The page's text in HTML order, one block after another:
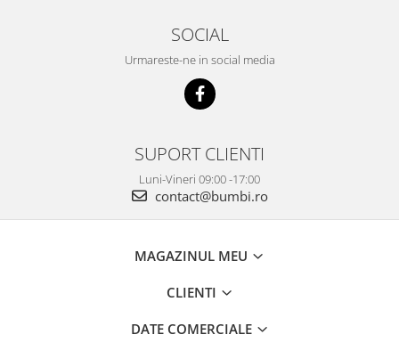
SOCIAL
Urmareste-ne in social media
SUPORT CLIENTI
Luni-Vineri 09:00 -17:00
contact@bumbi.ro
MAGAZINUL MEU
CLIENTI
DATE COMERCIALE